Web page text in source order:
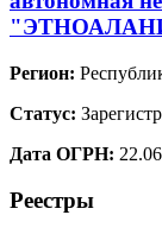
Регион:
Статус:
Дата ОГРН:
Реестры